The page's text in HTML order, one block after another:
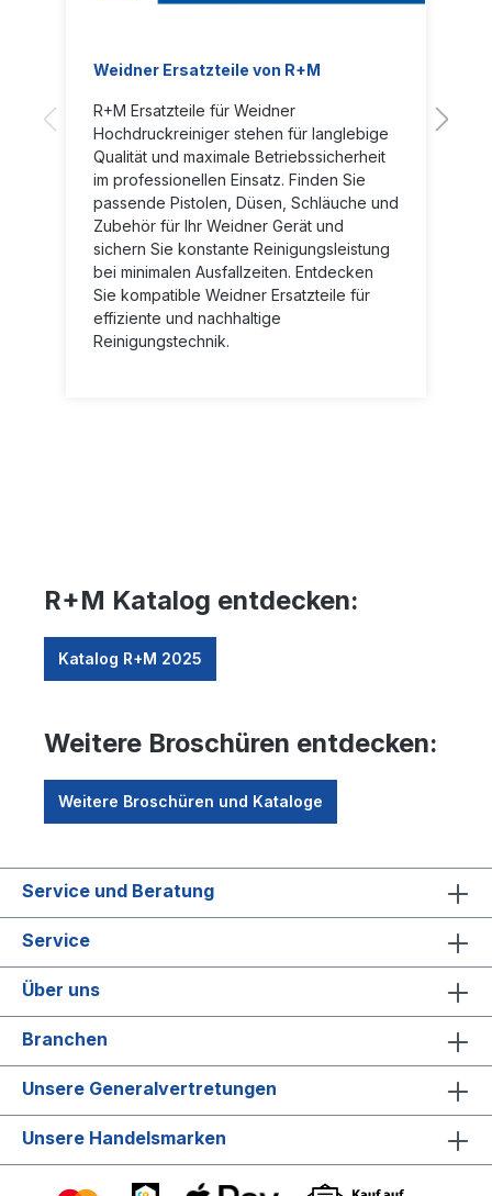
Weidner Ersatzteile von R+M
R+M Ersatzteile für Weidner
Hochdruckreiniger stehen für langlebige
Qualität und maximale Betriebssicherheit
im professionellen Einsatz. Finden Sie
passende Pistolen, Düsen, Schläuche und
Zubehör für Ihr Weidner Gerät und
sichern Sie konstante Reinigungsleistung
bei minimalen Ausfallzeiten. Entdecken
Sie kompatible Weidner Ersatzteile für
effiziente und nachhaltige
Reinigungstechnik.
R+M Katalog entdecken:
Katalog R+M 2025
Weitere Broschüren entdecken:
Weitere Broschüren und Kataloge
Service und Beratung
Service
Über uns
Branchen
Unsere Generalvertretungen
Unsere Handelsmarken